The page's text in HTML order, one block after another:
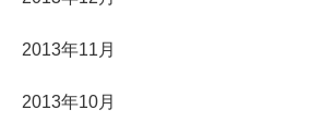
2013年11月
2013年10月